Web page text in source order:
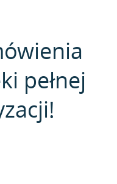
pełnej